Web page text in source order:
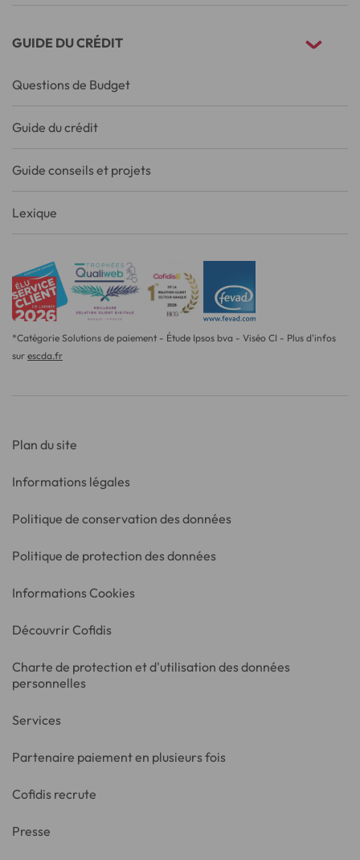
GUIDE DU CRÉDIT
Questions de Budget
Guide du crédit
Guide conseils et projets
Lexique
*Catégorie Solutions de paiement - Étude Ipsos bva - Viséo CI - Plus d'infos
sur escda.fr
Plan du site
Informations légales
Politique de conservation des données
Politique de protection des données
Informations Cookies
Découvrir Cofidis
Charte de protection et d'utilisation des données
personnelles
Services
Partenaire paiement en plusieurs fois
Cofidis recrute
Presse